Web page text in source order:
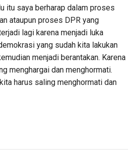
itu saya berharap dalam proses
ataupun proses DPR yang
lagi karena menjadi luka
yang sudah kita lakukan
menjadi berantakan. Karena
menghargai dan menghormati.
harus saling menghormati dan